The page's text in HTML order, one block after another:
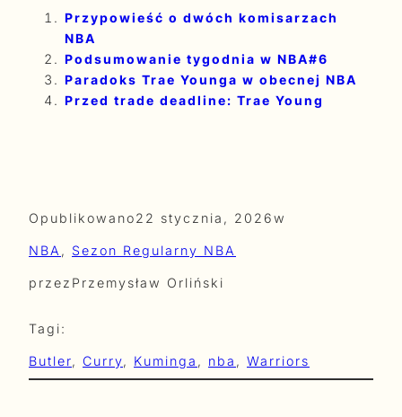
Przypowieść o dwóch komisarzach
NBA
Podsumowanie tygodnia w NBA#6
Paradoks Trae Younga w obecnej NBA
Przed trade deadline: Trae Young
Opublikowano22 stycznia, 2026w
NBA , Sezon Regularny NBA
przez Przemysław Orliński
Tagi:
Butler, Curry, Kuminga , nba , Warriors